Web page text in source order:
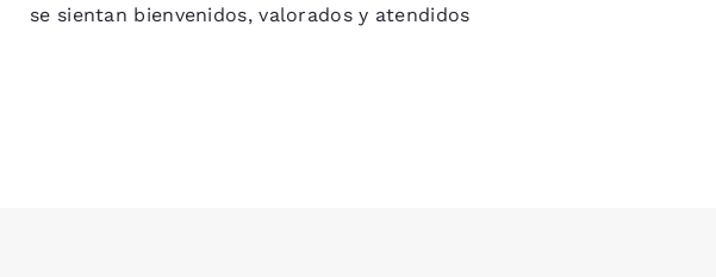
se sientan bienvenidos, valorados y atendidos